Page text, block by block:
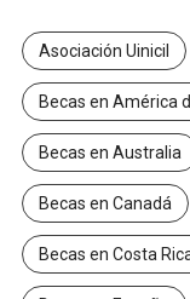
Asociación Uinicil
Becas en América
Becas en Australia
Becas en Canadá
Becas en Costa